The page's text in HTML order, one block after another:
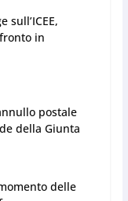
sull’ICEE,
in
postale
della Giunta
delle